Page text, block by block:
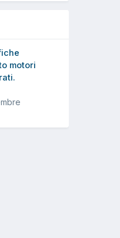
motori